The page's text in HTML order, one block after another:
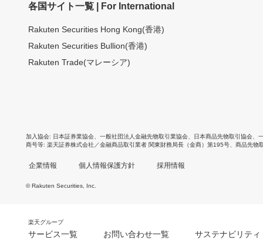
各国サイト一覧 | For International
Rakuten Securities Hong Kong(香港)
Rakuten Securities Bullion(香港)
Rakuten Trade(マレーシア)
加入協会 日本証券業協会 一般社団法人金融先物取引業協会 日本商品先物取引協会
商号等 楽天証券株式会社／金融商品取引業者 関東財務局長（金商）第195号、商品先物
企業情報 個人情報保護方針 採用情報
© Rakuten Securities, Inc.
楽天グループ
サービス一覧 お問い合わせ一覧 サステナビリティ